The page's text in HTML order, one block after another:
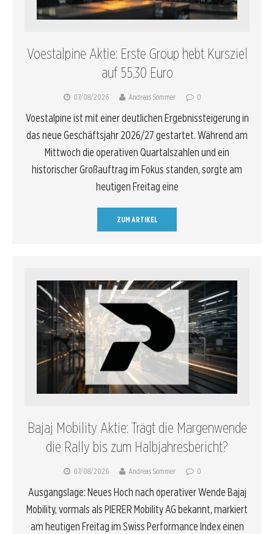
Voestalpine Aktie: Erste Group hebt Kursziel
auf 55,30 Euro
07/08/2026 Andreas Sommer 0
Voestalpine ist mit einer deutlichen Ergebnissteigerung in
das neue Geschäftsjahr 2026/27 gestartet. Während am
Mittwoch die operativen Quartalszahlen und ein
historischer Großauftrag im Fokus standen, sorgte am
heutigen Freitag eine
ZUM ARTIKEL
Bajaj Mobility Aktie: Trägt die Margenwende
die Rally bis zum Halbjahresbericht?
07/08/2026 Andreas Sommer 0
Ausgangslage: Neues Hoch nach operativer Wende Bajaj
Mobility, vormals als PIERER Mobility AG bekannt, markiert
am heutigen Freitag im Swiss Performance Index einen